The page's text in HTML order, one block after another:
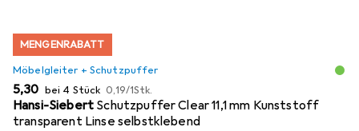
MENGENRABATT
Möbelgleiter + Schutzpuffer
EUR
5,30 bei 4 Stück EUR
0,19/1Stk.
Hansi-Siebert Schutzpuffer Clear 11,1 mm Kunststoff
transparent Linse selbstklebend